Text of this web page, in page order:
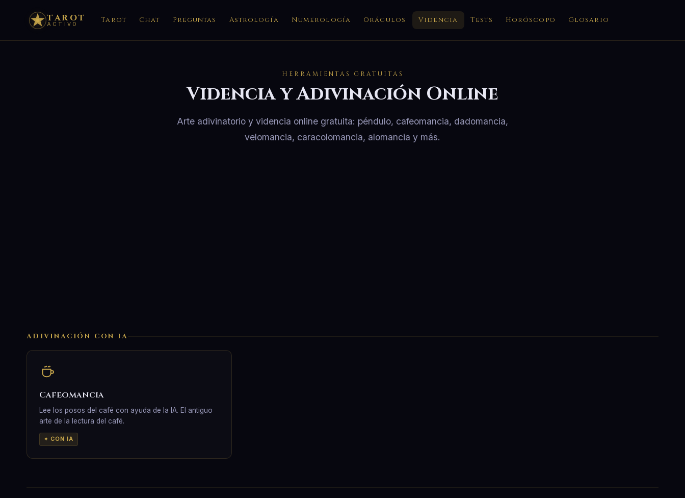
TAROT
ACTIVO Tarot Chat Preguntas Astrología Numerología Oráculos Videncia Tests Horóscopo Glosario
HERRAMIENTAS GRATUITAS
Videncia y Adivinación Online
Arte adivinatorio y videncia online gratuita: péndulo, cafeomancia, dadomancia,
velomancia, caracolomancia, alomancia y más.
ADIVINACIÓN CON IA
Cafeomancia
Lee los posos del café con ayuda de la IA. El antiguo
arte de la lectura del café.
✦ CON IA